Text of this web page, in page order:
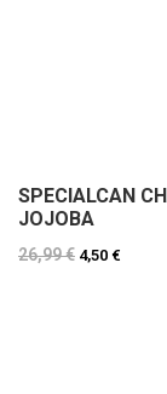
SPECIALCAN
JOJOBA
26,99 € 4,50 €